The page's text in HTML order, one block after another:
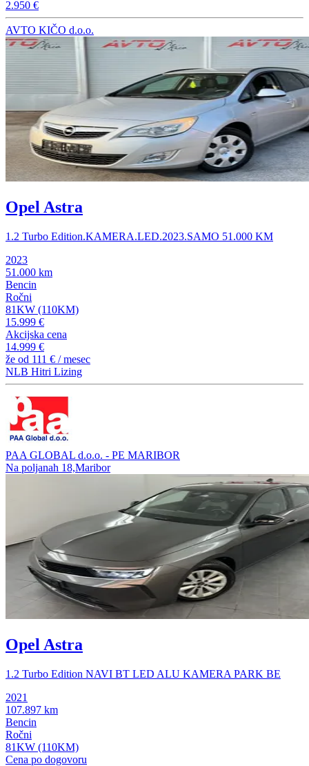
2.950 €
AVTO KIČO d.o.o.
Opel Astra
1.2 Turbo Edition.KAMERA.LED.2023.SAMO 51.000 KM
2023
51.000 km
Bencin
Ročni
81KW (110KM)
15.999 €
Akcijska cena
14.999 €
že od 111 € / mesec
NLB Hitri Lizing
PAA GLOBAL d.o.o. - PE MARIBOR
Na poljanah 18,Maribor
Opel Astra
1.2 Turbo Edition NAVI BT LED ALU KAMERA PARK BE
2021
107.897 km
Bencin
Ročni
81KW (110KM)
Cena po dogovoru